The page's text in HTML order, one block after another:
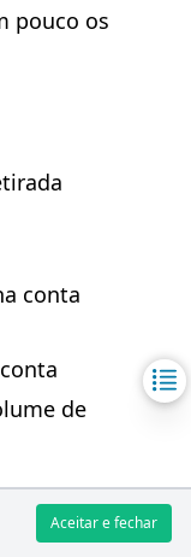
pouco os
conta
de
Aceitar e fechar